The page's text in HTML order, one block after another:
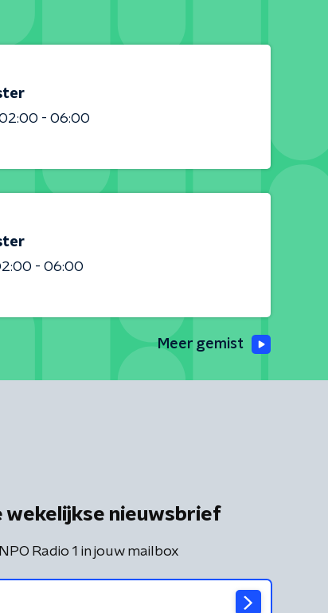
- 06:00
- 06:00
Meer gemist
wekelijkse nieuwsbrief
Radio 1 in jouw mailbox